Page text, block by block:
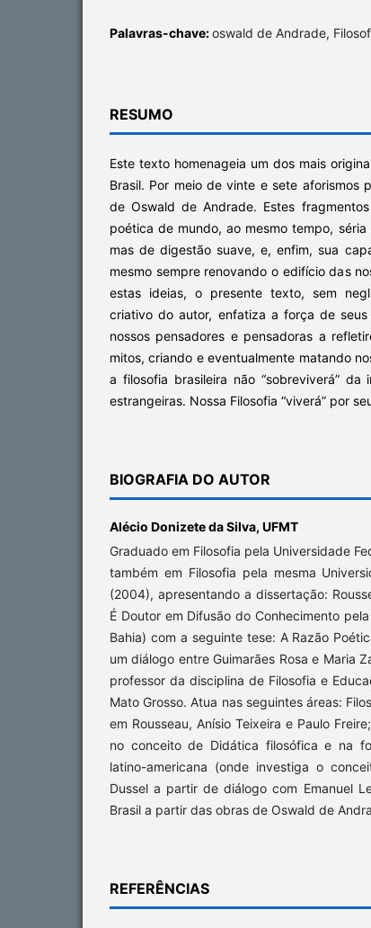
Palavras-chave:oswald de Andrade,
RESUMO
Este texto homenageia um dos mais
Brasil. Por meio de vinte e sete aforismos
de Oswald de Andrade. Estes
poética de mundo, ao mesmo tempo,
mas de digestão suave, e, enfim, sua
mesmo sempre renovando o edifício das
estas ideias, o presente texto, sem
criativo do autor, enfatiza a força de seus
nossos pensadores e pensadoras a
mitos, criando e eventualmente matando
a filosofia brasileira não “sobreviverá”
estrangeiras. Nossa Filosofia “viverá” por
BIOGRAFIA DO AUTOR
Alécio Donizete da Silva, UFMT
Graduado em Filosofia pela Universidade
também em Filosofia pela mesma
(2004), apresentando a dissertação:
É Doutor em Difusão do Conhecimento
Bahia) com a seguinte tese: A Razão
um diálogo entre Guimarães Rosa e Maria
professor da disciplina de Filosofia e
Mato Grosso. Atua nas seguintes áreas:
em Rousseau, Anísio Teixeira e Paulo
no conceito de Didática filosófica e na
latino-americana (onde investiga o
Dussel a partir de diálogo com Emanuel
Brasil a partir das obras de Oswald de
REFERÊNCIAS